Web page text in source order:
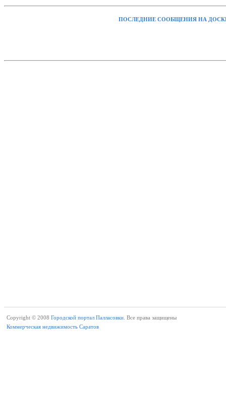
ПОСЛЕДНИЕ СООБЩЕНИЯ НА
Copyright © 2008 Городской портал Палласовки. Все права защищены
Коммерческая недвижимость Саратов